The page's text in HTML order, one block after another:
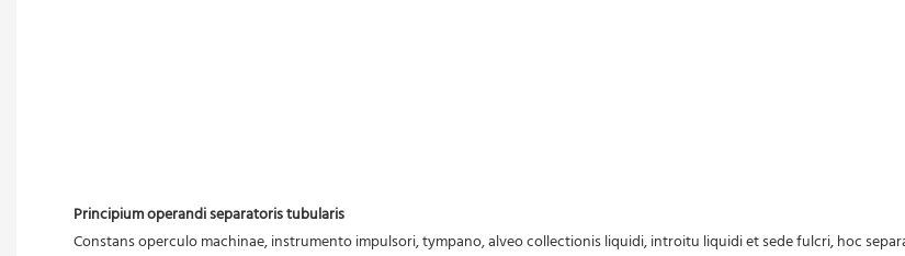
Principium operandi separatoris tubularis